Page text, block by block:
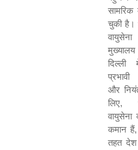
चुकी है।
और
लिए,
वायुसेना
कमान हैं,
तहत